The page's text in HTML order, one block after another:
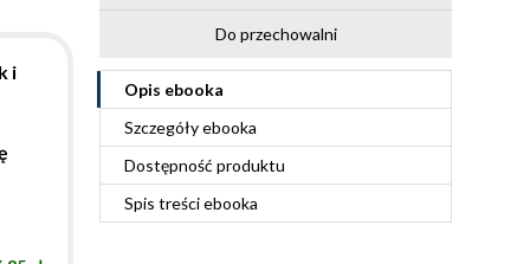
Do przechowalni
Opis ebooka
Szczegółyebooka
Dostępność produktu
Spis treściebooka
i